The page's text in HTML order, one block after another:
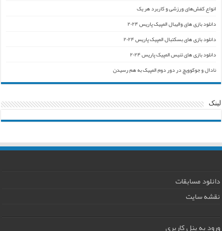
انواع کفش‌های ورزشی و کاربرد هر یک
دانلود بازی های والیبال المپیک پاریس ۲۰۲۴
دانلود بازی های بسکتبال المپیک پاریس ۲۰۲۴
دانلود بازی های تنیس المپیک پاریس ۲۰۲۴
نادال و جوکوویچ در دور دوم المپیک به هم رسیدن
لینک
دانلود مسابقات
نقشه سایت
ورود به پنل کاربری